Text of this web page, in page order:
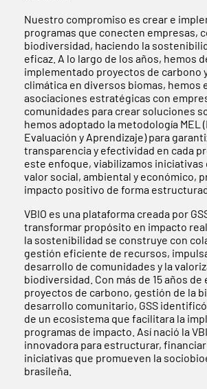
Nuestro compromiso es crear e
programas que conecten empresas,
biodiversidad, haciendo la
eficaz. A lo largo de los años, hemos
implementado proyectos de carbono
climática en diversos biomas, hemos
asociaciones estratégicas con
comunidades para crear soluciones
hemos adoptado la metodología MEL
Evaluación y Aprendizaje) para
transparencia y efectividad en cada
este enfoque, viabilizamos iniciativas
valor social, ambiental y económico,
impacto positivo de forma
VBIO es una plataforma creada por
transformar propósito en impacto
la sostenibilidad se construye con
gestión eficiente de recursos,
desarrollo de comunidades y la
biodiversidad. Con más de 15 años
proyectos de carbono, gestión de la
desarrollo comunitario, GSS
de un ecosistema que facilitara la
programas de impacto. Así nació la
innovadora para estructurar,
iniciativas que promueven la
brasileña.